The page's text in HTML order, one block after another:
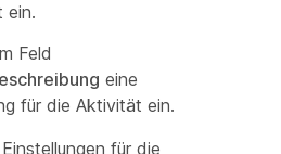
ein.
Feld
eine
für die Aktivität ein.
für die